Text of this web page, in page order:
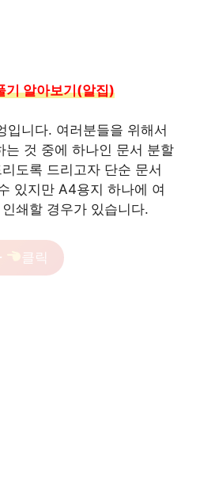
기 알아보기(알집)
입니다. 여러분들을 위해서
는 것 중에 하나인 문서 분할
도록 드리고자 단순 문서
있지만 A4용지 하나에 여
쇄할 경우가 있습니다.
클릭